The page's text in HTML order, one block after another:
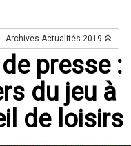
Archives Actualités 2019
de presse :
du jeu à
de loisirs